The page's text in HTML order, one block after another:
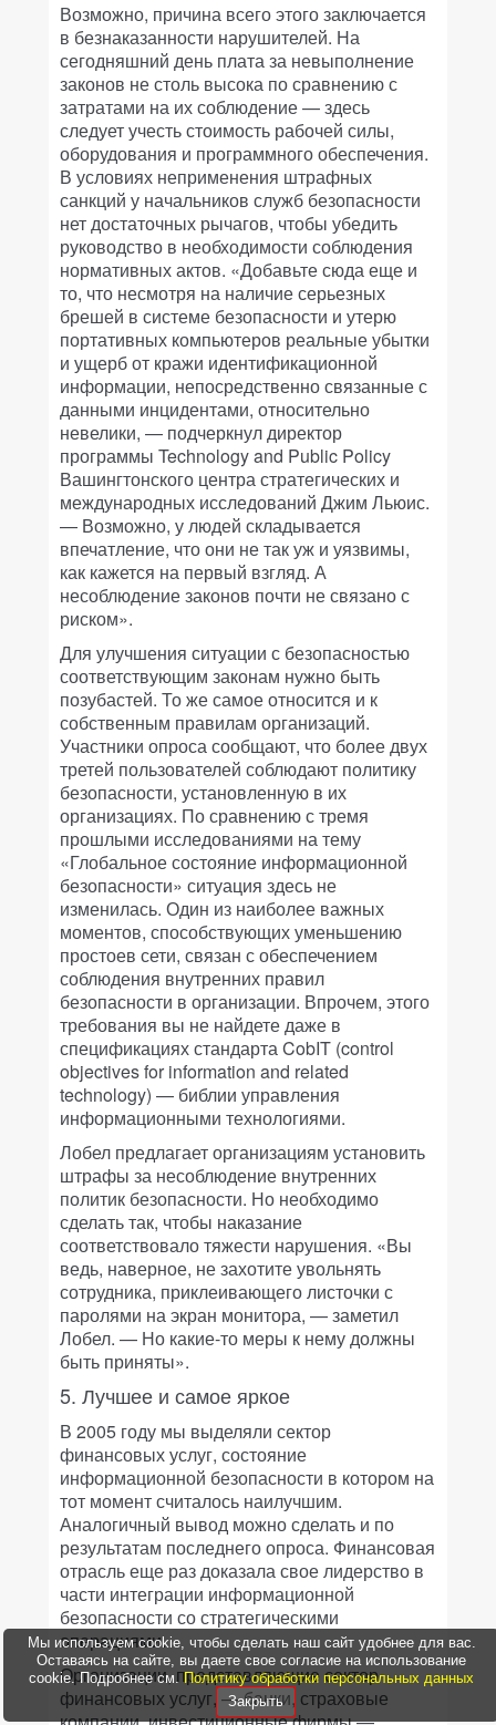
Возможно, причина всего этого заключается
в безнаказанности нарушителей. На
сегодняшний день плата за невыполнение
законов не столь высока по сравнению с
затратами на их соблюдение — здесь
следует учесть стоимость рабочей силы,
оборудования и программного обеспечения.
В условиях неприменения штрафных
санкций у начальников служб безопасности
нет достаточных рычагов, чтобы убедить
руководство в необходимости соблюдения
нормативных актов. «Добавьте сюда еще и
то, что несмотря на наличие серьезных
брешей в системе безопасности и утерю
портативных компьютеров реальные убытки
и ущерб от кражи идентификационной
информации, непосредственно связанные с
данными инцидентами, относительно
невелики, — подчеркнул директор
программы Technology and Public Policy
Вашингтонского центра стратегических и
международных исследований Джим Льюис.
— Возможно, у людей складывается
впечатление, что они не так уж и уязвимы,
как кажется на первый взгляд. А
несоблюдение законов почти не связано с
риском».
Для улучшения ситуации с безопасностью
соответствующим законам нужно быть
позубастей. То же самое относится и к
собственным правилам организаций.
Участники опроса сообщают, что более двух
третей пользователей соблюдают политику
безопасности, установленную в их
организациях. По сравнению с тремя
прошлыми исследованиями на тему
«Глобальное состояние информационной
безопасности» ситуация здесь не
изменилась. Один из наиболее важных
моментов, способствующих уменьшению
простоев сети, связан с обеспечением
соблюдения внутренних правил
безопасности в организации. Впрочем, этого
требования вы не найдете даже в
спецификациях стандарта CobIT (control
objectives for information and related
technology) — библии управления
информационными технологиями.
Лобел предлагает организациям установить
штрафы за несоблюдение внутренних
политик безопасности. Но необходимо
сделать так, чтобы наказание
соответствовало тяжести нарушения. «Вы
ведь, наверное, не захотите увольнять
сотрудника, приклеивающего листочки с
паролями на экран монитора, — заметил
Лобел. — Но какие-то меры к нему должны
быть приняты».
5. Лучшее и самое яркое
В 2005 году мы выделяли сектор
финансовых услуг, состояние
информационной безопасности в котором на
тот момент считалось наилучшим.
Аналогичный вывод можно сделать и по
результатам последнего опроса. Финансовая
отрасль еще раз доказала свое лидерство в
части интеграции информационной
безопасности со стратегическими
операциями.
Организации, представляющие сектор
финансовых услуг, — банки, страховые
Мы используем cookie, чтобы сделать наш сайт удобнее для вас.
Оставаясь на сайте, вы даете свое согласие на использование
cookie. Подробнее см.Политику обработки персональных данных
Закрыть